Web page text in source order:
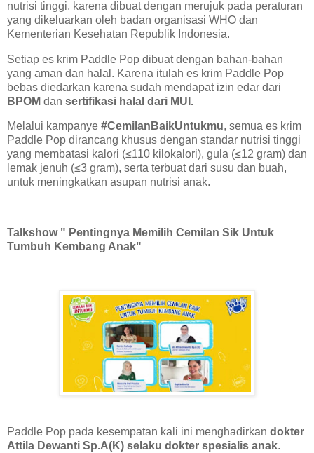
nutrisi tinggi, karena dibuat dengan merujuk pada peraturan
yang dikeluarkan oleh badan organisasi WHO dan
Kementerian Kesehatan Republik Indonesia.
Setiap es krim Paddle Pop dibuat dengan bahan-bahan
yang aman dan halal. Karena itulah es krim Paddle Pop
bebas diedarkan karena sudah mendapat izin edar dari
BPOM dan sertifikasi halal dari MUI.
Melalui kampanye #CemilanBaikUntukmu, semua es krim
Paddle Pop dirancang khusus dengan standar nutrisi tinggi
yang membatasi kalori (≤110 kilokalori), gula (≤12 gram) dan
lemak jenuh (≤3 gram), serta terbuat dari susu dan buah,
untuk meningkatkan asupan nutrisi anak.
Talkshow " Pentingnya Memilih Cemilan Sik Untuk
Tumbuh Kembang Anak"
Paddle Pop pada kesempatan kali ini menghadirkan dokter
Attila Dewanti Sp.A(K) selaku dokter spesialis anak.